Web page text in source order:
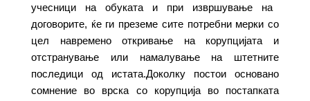
учесници на обуката и при извршување на
договорите, ќе ги преземе сите потребни мерки со
цел навремено откривање на корупцијата и
отстранување или намалување на штетните
последици од истата.Доколку постои основано
сомнение во врска со корупција во постапката